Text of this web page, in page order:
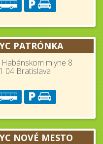
PATRÓNKA
Habánskom mlyne 8
04 Bratislava
NOVÉ MESTO